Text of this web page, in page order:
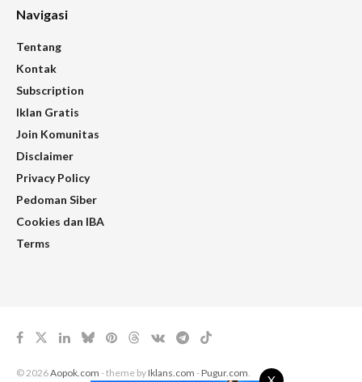
Navigasi
Tentang
Kontak
Subscription
Iklan Gratis
Join Komunitas
Disclaimer
Privacy Policy
Pedoman Siber
Cookies dan IBA
Terms
© 2026Aopok.com - theme by Iklans.com - Pugur.com.